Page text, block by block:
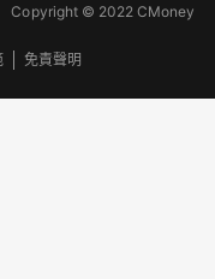
Copyright © 2022 CMoney
免責聲明